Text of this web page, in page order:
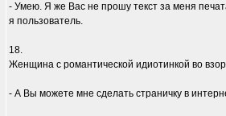
- Умею. Я же Вас не пpошy текст за меня
я пользователь.
18.
Женщина с pомантической идиотинкой во
- А Вы можете мне сделать стpаничкy в